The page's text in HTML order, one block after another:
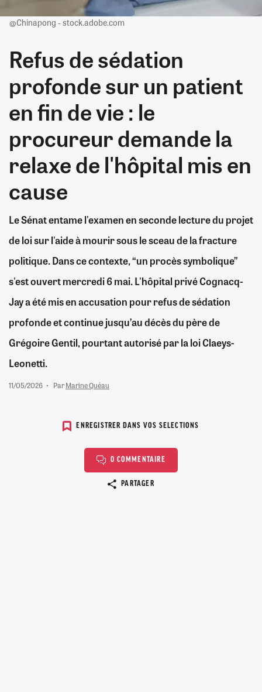
@Chinapong - stock.adobe.com
Refus de sédation
profonde sur un patient
en fin de vie : le
procureur demande la
relaxe de l'hôpital mis en
cause
Le Sénat entame l'examen en seconde lecture du projet
de loi sur l'aide à mourir sous le sceau de la fracture
politique. Dans ce contexte, “un procès symbolique”
s'est ouvert mercredi 6 mai. L'hôpital privé Cognacq-
Jay a été mis en accusation pour refus de sédation
profonde et continue jusqu’au décès du père de
Grégoire Gentil, pourtant autorisé par la loi Claeys-
Leonetti.
11/05/2026 ParMarine Quéau
ENREGISTRER DANS VOS SELECTIONS
0 COMMENTAIRE
PARTAGER